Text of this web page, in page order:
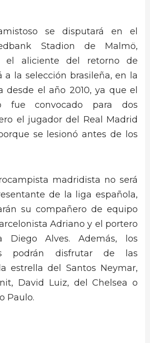
se disputará en el
Stadion de Malmö,
el aliciente del retorno de
a la selección brasileña, en la
desde el año 2010, ya que el
fue convocado para dos
el jugador del Real Madrid
se lesionó antes de los
madridista no será
de la liga española,
su compañero de equipo
Adriano y el portero
Diego Alves. Además, los
podrán disfrutar de las
estrella del Santos Neymar,
David Luiz, del Chelsea o
Paulo.